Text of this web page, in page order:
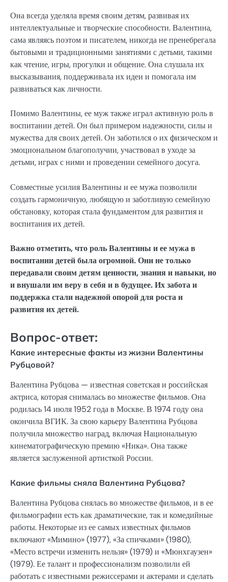
Она всегда уделяла время своим детям, развивая их
интеллектуальные и творческие способности. Валентина,
сама являясь поэтом и писателем, никогда не пренебрегала
бытовыми и традиционными занятиями с детьми, такими
как чтение, игры, прогулки и общение. Она слушала их
высказывания, поддерживала их идеи и помогала им
развиваться как личности.
Помимо Валентины, ее муж также играл активную роль в
воспитании детей. Он был примером надежности, силы и
мужества для своих детей. Он заботился о их физическом и
эмоциональном благополучии, участвовал в уходе за
детьми, играх с ними и проведении семейного досуга.
Совместные усилия Валентины и ее мужа позволили
создать гармоничную, любящую и заботливую семейную
обстановку, которая стала фундаментом для развития и
воспитания их детей.
Важно отметить, что роль Валентины и ее мужа в
воспитании детей была огромной. Они не только
передавали своим детям ценности, знания и навыки, но
и внушали им веру в себя и в будущее. Их забота и
поддержка стали надежной опорой для роста и
развития их детей.
Вопрос-ответ:
Какие интересные факты из жизни Валентины
Рубцовой?
Валентина Рубцова — известная советская и российская
актриса, которая снималась во множестве фильмов. Она
родилась 14 июля 1952 года в Москве. В 1974 году она
окончила ВГИК. За свою карьеру Валентина Рубцова
получила множество наград, включая Национальную
кинематографическую премию «Ника». Она также
является заслуженной артисткой России.
Какие фильмы сняла Валентина Рубцова?
Валентина Рубцова снялась во множестве фильмов, и в ее
фильмографии есть как драматические, так и комедийные
работы. Некоторые из ее самых известных фильмов
включают «Мимино» (1977), «За спичками» (1980),
«Место встречи изменить нельзя» (1979) и «Мюнхгаузен»
(1979). Ее талант и профессионализм позволили ей
работать с известными режиссерами и актерами и сделать